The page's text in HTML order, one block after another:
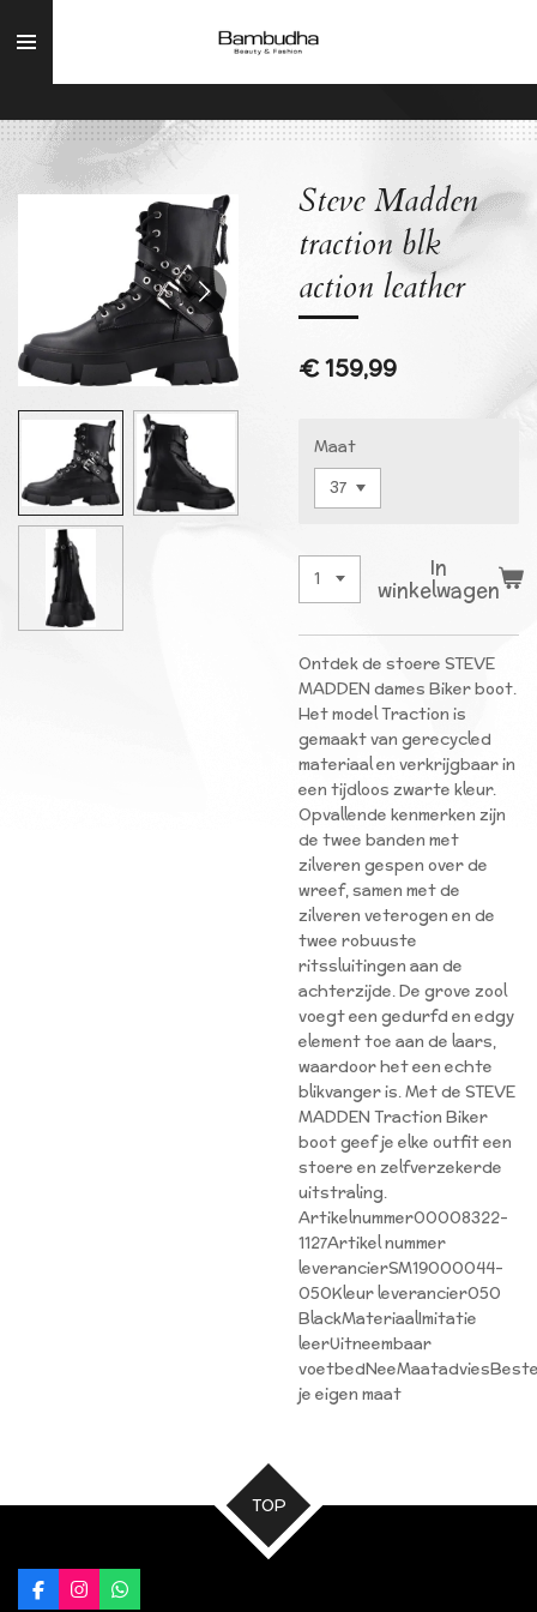
direct
hoofdinhoud
Steve Madden
traction blk
action leather
€ 159,99
Maat
In
winkelwagen
Ontdek de stoere STEVE
MADDEN dames Biker boot.
Het model Traction is
gemaakt van gerecycled
materiaal en verkrijgbaar in
een tijdloos zwarte kleur.
Opvallende kenmerken zijn
de twee banden met
zilveren gespen over de
wreef, samen met de
zilveren veterogen en de
twee robuuste
ritssluitingen aan de
achterzijde. De grove zool
voegt een gedurfd en edgy
element toe aan de laars,
waardoor het een echte
blikvanger is. Met de STEVE
MADDEN Traction Biker
boot geef je elke outfit een
stoere en zelfverzekerde
uitstraling.
Artikelnummer00008322-
1127Artikel nummer
leverancierSM19000044-
050Kleur leverancier050
BlackMateriaalImitatie
leerUitneembaar
je eigen maat
TOP
F I W